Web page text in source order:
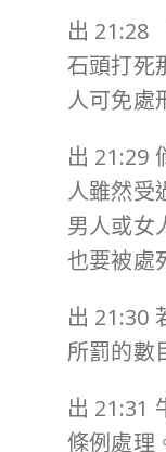
出 21:28
石頭打死
人可免處
出 21:29
人雖然受
男人或女
也要被處
出 21:30
所罰的數
出 21:31
條例處理